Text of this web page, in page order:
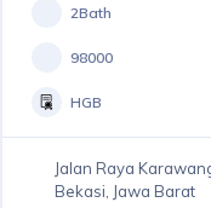
2Bath
98000
HGB
Jalan Raya
Bekasi, Jawa Barat